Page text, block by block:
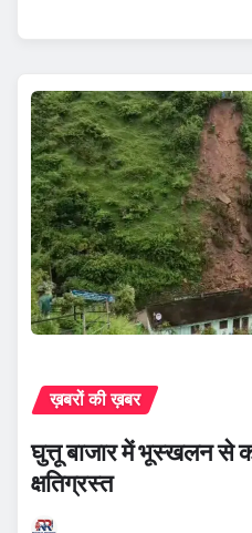
ख़बरों की ख़बर
घुत्तू बाजार में भूस्खलन से
क्षतिग्रस्त